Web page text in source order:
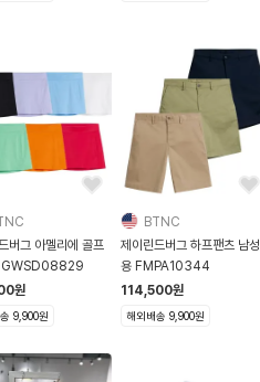
버그 아멜리에 골프
GWSD08829
원
9,900원
BTNC
제이린드버그 하프팬츠 남성
용 FMPA10344
114,500원
해외배송 9,900원